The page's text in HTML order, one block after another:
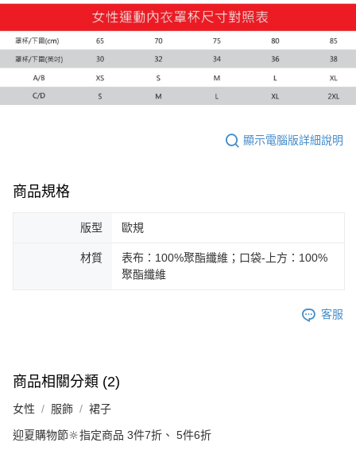
顯示電腦版詳細說明
商品規格
版型 歐規
材質
表布：100%聚酯纖維；口袋-上方：100%
聚酯纖維
客服
商品相關分類 (2)
女性 服飾 裙子
迎夏購物節🔆指定商品 3件7折、 5件6折